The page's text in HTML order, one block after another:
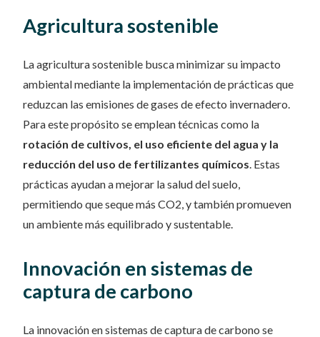
Agricultura sostenible
La agricultura sostenible busca minimizar su impacto
ambiental mediante la implementación de prácticas que
reduzcan las emisiones de gases de efecto invernadero.
Para este propósito se emplean técnicas como la
rotación de cultivos, el uso eficiente del agua y la
reducción del uso de fertilizantes químicos . Estas
prácticas ayudan a mejorar la salud del suelo,
permitiendo que seque más CO2, y también promueven
un ambiente más equilibrado y sustentable.
Innovación en sistemas de
captura de carbono
La innovación en sistemas de captura de carbono se